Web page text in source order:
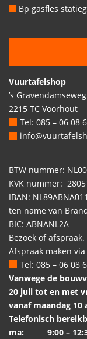
Bp gasfles
Vuurtafelshop
’s
2215 TC Voorhout
Tel: 085 – 06 08
BTW nummer:
KVK nummer:
IBAN:
ten name van
BIC: ABNANL2A
Bezoek of afspraak.
Afspraak maken
Tel: 085 – 06 08
Vanwege de
20 juli tot en met
vanaf maandag 10
Telefonisch
ma: 9:00 –